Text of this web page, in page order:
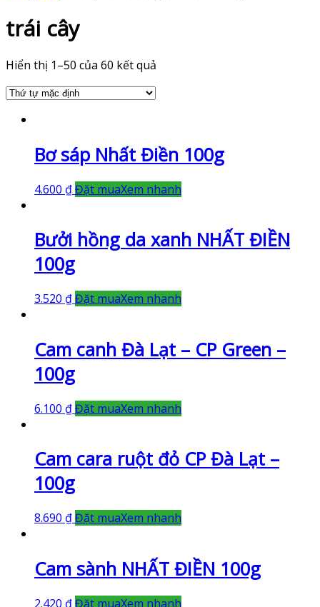
trái cây
Hiển thị 1–50 của 60 kết quả
Bơ sáp Nhất Điền 100g
4.600 ₫Đặt muaXem nhanh
Bưởi hồng da xanh NHẤT ĐIỀN
100g
3.520 ₫Đặt muaXem nhanh
Cam canh Đà Lạt – CP Green –
100g
6.100 ₫Đặt muaXem nhanh
Cam cara ruột đỏ CP Đà Lạt –
100g
8.690 ₫Đặt muaXem nhanh
Cam sành NHẤT ĐIỀN 100g
2.420 ₫Đặt muaXem nhanh